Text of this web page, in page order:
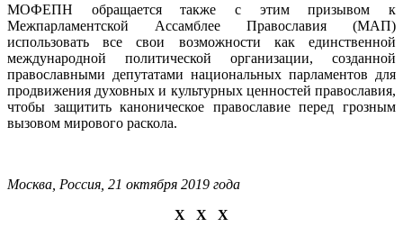
МОФЕПН обращается также с этим призывом к
Межпарламентской Ассамблее Православия (МАП)
использовать все свои возможности как единственной
международной политической организации, созданной
православными депутатами национальных парламентов для
продвижения духовных и культурных ценностей православия,
чтобы защитить каноническое православие перед грозным
вызовом мирового раскола.
Москва, Россия, 21 октября 2019 года
Х Х Х